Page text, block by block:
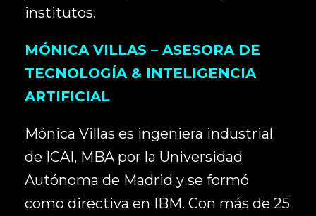
institutos.
MÓNICA VILLAS – ASESORA DE
TECNOLOGÍA & INTELIGENCIA
ARTIFICIAL
Mónica Villas es ingeniera industrial
de ICAI, MBA por la Universidad
Autónoma de Madrid y se formó
como directiva en IBM. Con más de 25